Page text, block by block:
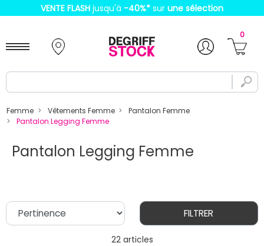
VENTE FLASH jusqu'à -40%* sur une sélection
0
Femme Vêtements Femme
Pantalon Femme
Pantalon Legging Femme
Pantalon Legging Femme
22 articles
FILTRER